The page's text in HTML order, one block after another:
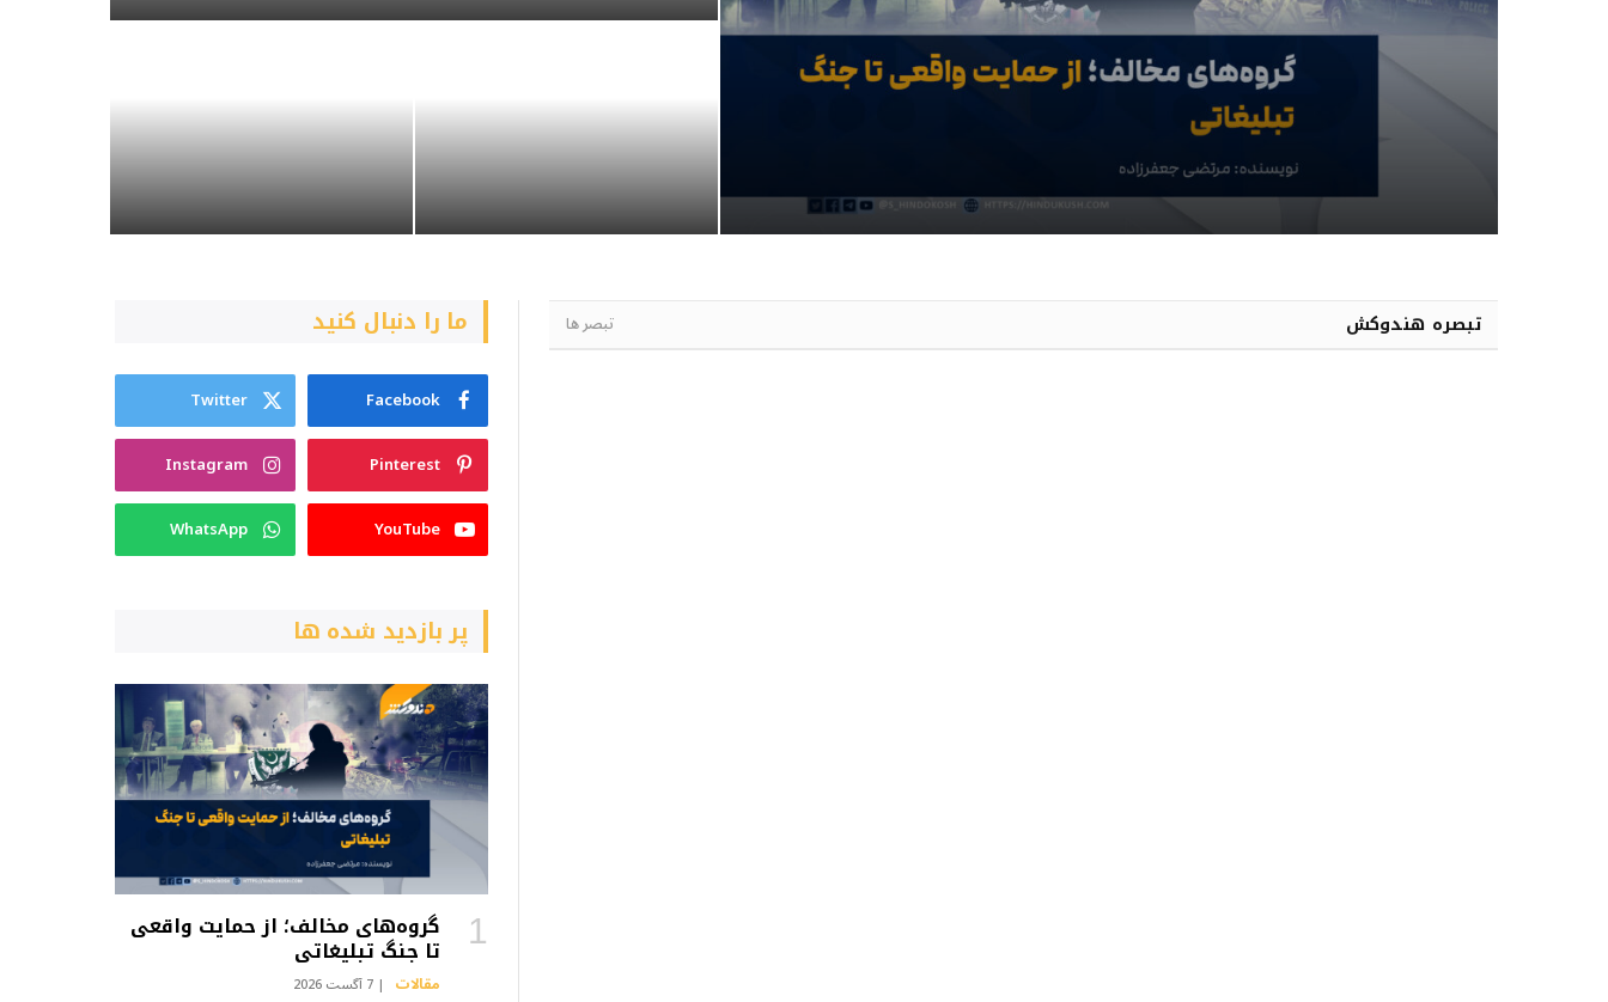
تبصره هندوکش تبصر ها ما را دنبال کنید
Facebook
Twitter
Pinterest
Instagram
YouTube
WhatsApp
پر بازدید شده ها
گروه‌های مخالف؛ از حمایت واقعی
تا جنگ تبلیغاتی
مقالات 7 آگست 2026